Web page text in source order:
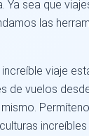
Ya sea que
las
viaje
de vuelos